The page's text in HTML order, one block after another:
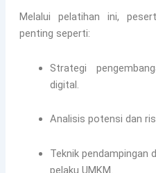
Melalui pelatihan ini,
penting seperti:
Strategi
digital.
Analisis potensi dan
Teknik pendampingan
pelaku UMKM.